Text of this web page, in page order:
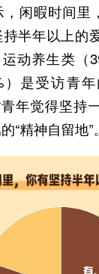
闲暇时间里
半年以上的
运动养生类（
是受访青年
年觉得坚持
“精神自留地”。